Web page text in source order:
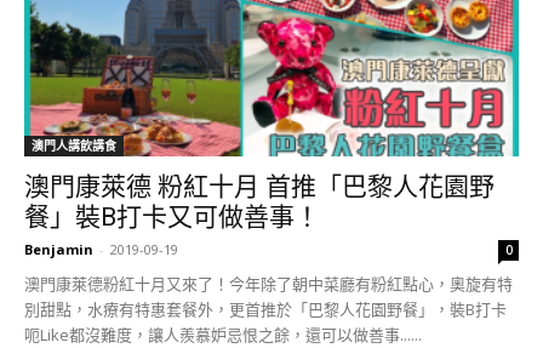
澳門人講飲講食
澳門康萊德 粉紅十月 首推「巴黎人花園野
餐」裝B打卡又可做善事！
Benjamin - 2019-09-19 0
澳門康萊德粉紅十月又來了！今年除了朝中菜廳有粉紅點心，奧旋有特
別甜點，水療有特惠套餐外，更首推於「巴黎人花園野餐」，裝B打卡
呃Like都沒難度，讓人羨慕妒忌恨之餘，還可以做善事......